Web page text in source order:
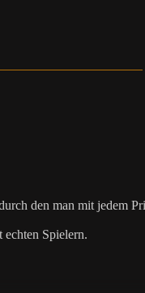
den man mit jedem
Spielern.